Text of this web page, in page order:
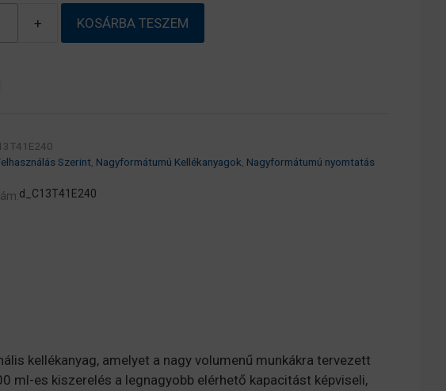
+ KOSÁRBA TESZEM
Szerint, Nagyformátumú Kellékanyagok, Nagyformátumú nyomtatás
d_C13T41E240
kellékanyag, amelyet a nagy volumenű munkákra tervezett
ml-es kiszerelés a legnagyobb elérhető kapacitást képviseli,